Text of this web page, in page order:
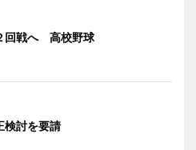
回戦へ 高校野球
検討を要請